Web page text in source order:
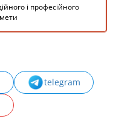
і професійного
telegram